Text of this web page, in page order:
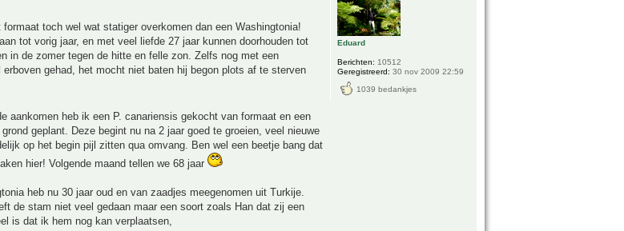
formaat toch wel wat statiger overkomen dan een Washingtonia!
tot vorig jaar, en met veel liefde 27 jaar kunnen doorhouden tot
in de zomer tegen de hitte en felle zon. Zelfs nog met een
erboven gehad, het mocht niet baten hij begon plots af te sterven
aankomen heb ik een P. canariensis gekocht van formaat en een
geplant. Deze begint nu na 2 jaar goed te groeien, veel nieuwe
op het begin pijl zitten qua omvang. Ben wel een beetje bang dat
hier! Volgende maand tellen we 68 jaar
heb nu 30 jaar oud en van zaadjes meegenomen uit Turkije.
de stam niet veel gedaan maar een soort zoals Han dat zij een
is dat ik hem nog kan verplaatsen,
Eduard
Berichten: 10512
Geregistreerd: 30 nov 2009 22:59
1039 bedankjes